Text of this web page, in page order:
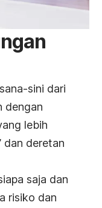
sini dari
dengan
lebih
dan deretan
saja dan
risiko dan